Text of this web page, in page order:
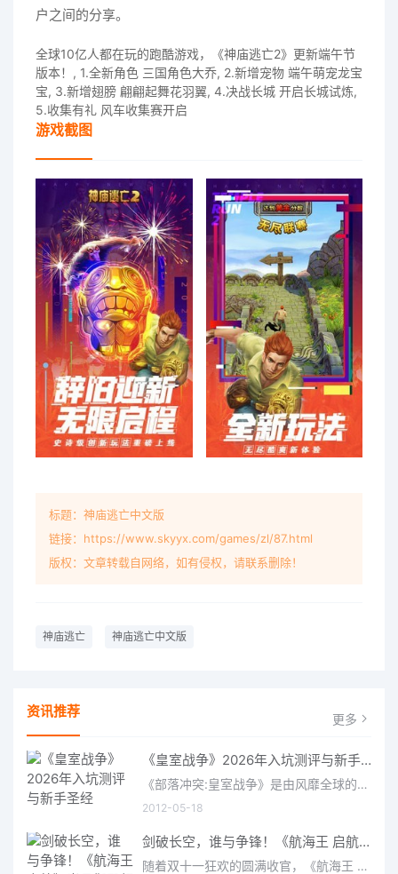
户之间的分享。
全球10亿人都在玩的跑酷游戏，《神庙逃亡2》更新端午节
版本！, 1.全新角色 三国角色大乔, 2.新增宠物 端午萌宠龙宝
宝, 3.新增翅膀 翩翩起舞花羽翼, 4.决战长城 开启长城试炼,
5.收集有礼 风车收集赛开启
游戏截图
标题：神庙逃亡中文版
链接：https://www.skyyx.com/games/zl/87.html
版权：文章转载自网络，如有侵权，请联系删除！
神庙逃亡 神庙逃亡中文版
资讯推荐 更多
《皇室战争》2026年入坑测评与新手圣经
《部落冲突:皇室战争》是由风靡全球的手游《部落冲突》主创成员打造的又一力作。
2012-05-18
剑破长空，谁与争锋！《航海王 启航》光月御殿领衔斩击队深度解析
随着双十一狂欢的圆满收官，《航海王 启航》的热度却丝毫未减，玩家们的探索精神与创作热情持续高涨。在大家的